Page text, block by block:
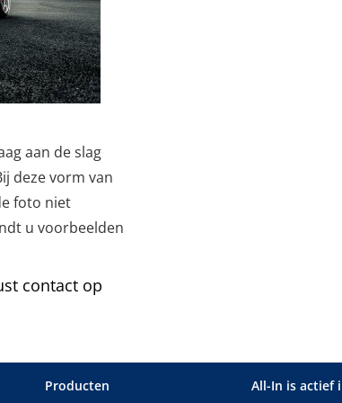
aan de slag
deze vorm van
foto niet
u voorbeelden
contact op
Producten All-In is actief